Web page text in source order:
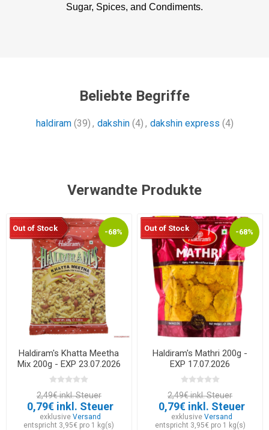
Sugar, Spices, and Condiments.
Beliebte Begriffe
haldiram (39) , dakshin (4) , dakshin express (4)
Verwandte Produkte
-68%
Out of Stock
Haldiram's Khatta Meetha
Mix 200g - EXP 23.07.2026
2,49€ inkl. Steuer
0,79€ inkl. Steuer
exklusiveVersand
entspricht 3,95€ pro 1 kg(s)
-68%
Out of Stock
Haldiram's Mathri 200g -
EXP 17.07.2026
2,49€ inkl. Steuer
0,79€ inkl. Steuer
exklusive Versand
entspricht 3,95€ pro 1 kg(s)